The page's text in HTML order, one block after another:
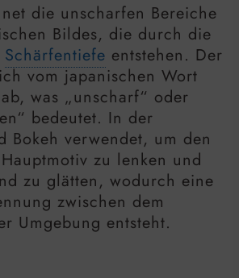
die unscharfen Bereiche
Bildes, die durch die
Schärfentiefe entstehen. Der
vom japanischen Wort
was „unscharf“ oder
bedeutet. In der
Bokeh verwendet, um den
zu lenken und
zu glätten, wodurch eine
zwischen dem
Umgebung entsteht.